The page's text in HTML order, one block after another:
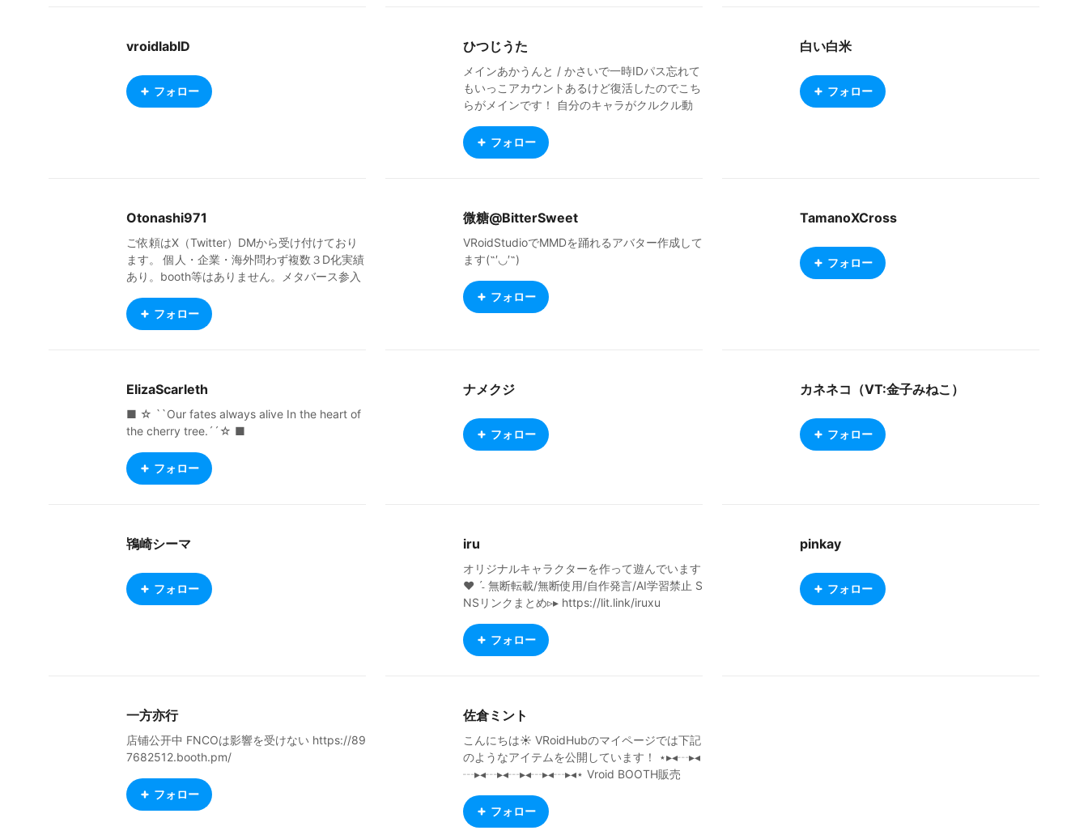
nd Marvelous Designer used as the base for
these outfits is published and available for p
urchase on the 3D fashion platform "CONNE
CT." Please feel free to use them as a founda
ions. Even if you're just dropping by to take a
look, you are very welcome! https://connect.
oth.pm/ I also share my work on Instagram: h
ttps://www.instagram.com/ksk_5387/ Follow
me on X (Twitter) for my creations, tips, and
vroidlabID
フォロー
ひつじうた
メインあかうんと / かさいで一時IDパス忘れて
もいっこアカウントあるけど復活したのでこち
らがメインです！ 自分のキャラがクルクル動
にVRChatに生息しています。 やってるSNS ht
tps://twitter.com/HitsujiUta 衣装などboothに
フォロー
白い白米
フォロー
Otonashi971
ご依頼はX（Twitter）DMから受け付けており
ます。 個人・企業・海外問わず複数３D化実績
あり。booth等はありません。メタバース参入
タイプのプロのモデル様、プロイラストレータ
ー様のママパパやってます。 Twitter&YouTube
_tonashi_O_
フォロー
微糖@BitterSweet
VRoidStudioでMMDを踊れるアバター作成して
ます(˶′◡′˶)
フォロー
TamanoXCross
フォロー
ElizaScarleth
■ ☆ ``Our fates always alive In the heart of
the cherry tree.´´☆ ■
フォロー
ナメクジ
フォロー
カネネコ（VT:金子みねこ）
フォロー
鴇崎シーマ
フォロー
iru
オリジナルキャラクターを作って遊んでいます
❤︎︎ ˊ˗ 無断転載/無断使用/自作発言/AI学習禁止 S
NSリンクまとめ▹▸ https://lit.link/iruxu
フォロー
pinkay
フォロー
一方亦行
店铺公开中 FNCOは影響を受けない https://89
7682512.booth.pm/
フォロー
佐倉ミント
こんにちは☀️ VRoidHubのマイページでは下記
のようなアイテムを公開しています！ ⋆▸◂┄▸◂
┄▸◂┄▸◂┄▸◂┄▸◂┄▸◂⋆ Vroid BOOTH販売
s://eririntrap.booth.pm/ ⋆▸◂┄▸◂┄▸◂┄▸◂┄▸◂
┄▸◂┄▸◂⋆ Vtuber 佐倉ミント ３Dモデル制作
フォロー